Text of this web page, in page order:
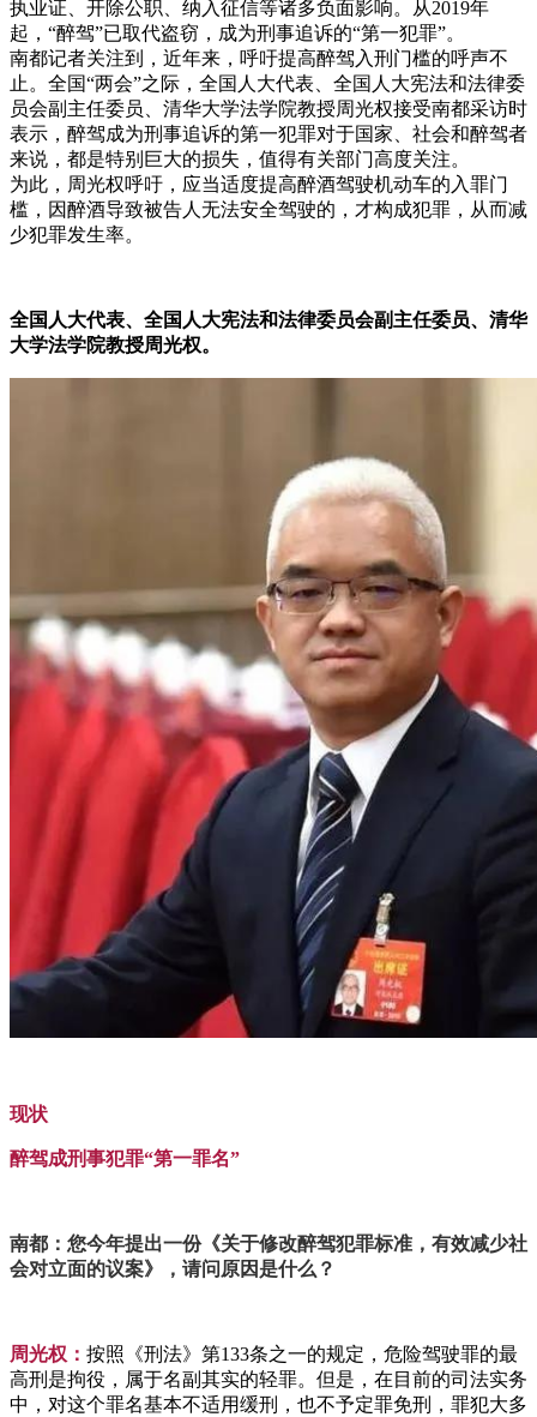
执业证、开除公职、纳入征信等诸多负面影响。从2019年
起，“醉驾”已取代盗窃，成为刑事追诉的“第一犯罪”。
南都记者关注到，近年来，呼吁提高醉驾入刑门槛的呼声不
止。全国“两会”之际，全国人大代表、全国人大宪法和法律委
员会副主任委员、清华大学法学院教授周光权接受南都采访时
表示，醉驾成为刑事追诉的第一犯罪对于国家、社会和醉驾者
来说，都是特别巨大的损失，值得有关部门高度关注。
为此，周光权呼吁，应当适度提高醉酒驾驶机动车的入罪门
槛，因醉酒导致被告人无法安全驾驶的，才构成犯罪，从而减
少犯罪发生率。
全国人大代表、全国人大宪法和法律委员会副主任委员、清华
大学法学院教授周光权。
现状
醉驾成刑事犯罪“第一罪名”
南都：您今年提出一份《关于修改醉驾犯罪标准，有效减少社
会对立面的议案》，请问原因是什么？
周光权： 按照《刑法》第133条之一的规定，危险驾驶罪的最
高刑是拘役，属于名副其实的轻罪。但是，在目前的司法实务
中，对这个罪名基本不适用缓刑，也不予定罪免刑，罪犯大多